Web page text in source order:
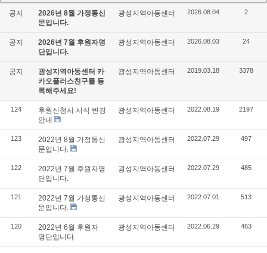
공지
2026년 8월 가정통신
문입니다.
광성지역아동센터 2026.08.04 2
공지
2026년 7월 후원자명
단입니다.
광성지역아동센터 2026.08.03 24
공지
광성지역아동센터 카
카오플러스친구를 등
록해주세요!
광성지역아동센터 2019.03.18 3378
124
후원신청서 서식 변경
안내
광성지역아동센터 2022.08.19 2197
123
2022년 8월 가정통신
문입니다.
광성지역아동센터 2022.07.29 497
122
2022년 7월 후원자명
단입니다.
광성지역아동센터 2022.07.29 485
121
2022년 7월 가정통신
문입니다.
광성지역아동센터 2022.07.01 513
120
2022년 6월 후원자
명단입니다.
광성지역아동센터 2022.06.29 463